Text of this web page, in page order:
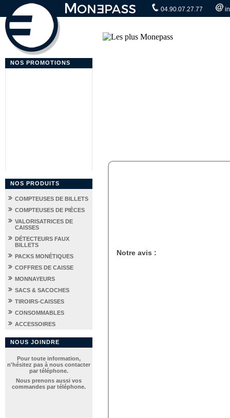
04.90.07.27.77
NOS PROMOTIONS
NOS PRODUITS
COMPTEUSES DE BILLETS
COMPTEUSES DE PIÈCES
VALORISATRICES DE
CAISSES
DÉTECTEURS FAUX
BILLETS
PACKS MONÉTIQUES
COFFRES DE CAISSE
MONNAYEURS
SACS & SACOCHES
TIROIRS-CAISSES
CONSOMMABLES
ACCESSOIRES
NOUS JOINDRE
Pour toute information,
n'hésitez pas à nous contacter
par téléphone.
Nous prenons aussi vos
commandes par téléphone.
Notre avis :